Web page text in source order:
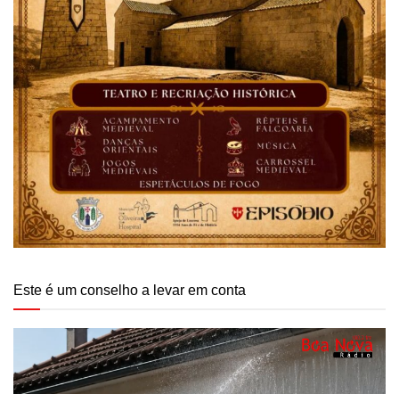
Este é um conselho a levar em conta